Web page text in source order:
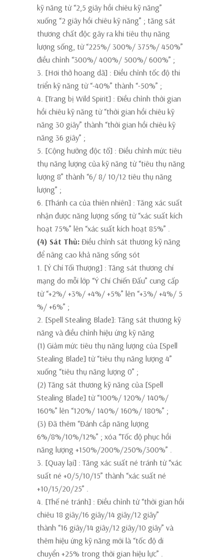
kỹ năng từ “2,5 giây hồi chiêu kỹ năng”
xuống “2 giây hồi chiêu kỹ năng” ; tăng sát
thương chất độc gây ra khi tiêu thụ năng
lượng sống, từ “225%/ 300%/ 375%/ 450%”
điều chỉnh “300%/ 400%/ 500%/ 600%” ;
3. [Hơi thở hoang dã] : Điều chỉnh tốc độ thi
triển kỹ năng từ “-40%” thành “-50%” ;
4. [Trang bị Wild Spirit] : Điều chỉnh thời gian
hồi chiêu kỹ năng từ “thời gian hồi chiêu kỹ
năng 30 giây” thành “thời gian hồi chiêu kỹ
năng 36 giây” ;
5. [Cộng hưởng độc tố] : Điều chỉnh mức tiêu
thụ năng lượng của kỹ năng từ “tiêu thụ năng
lượng 8” thành “6/ 8/ 10/12 tiêu thụ năng
lượng” ;
6. [Thánh ca của thiên nhiên] : Tăng xác suất
nhận được năng lượng sống từ “xác suất kích
hoạt 75%” lên “xác suất kích hoạt 85%”
(4) Sát Thủ: Điều chỉnh sát thương kỹ năng
để nâng cao khả năng sống sót
1. [Ý Chí Tối Thượng] : Tăng sát thương chí
mạng do mỗi lớp “Ý Chí Chiến Đấu” cung cấp
từ “+2%/ +3%/ +4%/ +5%” lên “+3%/ +4%/ 5
%/ +6%” ;
2. [Spell Stealing Blade]: Tăng sát thương kỹ
năng và điều chỉnh hiệu ứng kỹ năng
(1) Giảm mức tiêu thụ năng lượng của [Spell
Stealing Blade] từ “tiêu thụ năng lượng 4”
xuống “tiêu thụ năng lượng 0” ;
(2) Tăng sát thương kỹ năng của [Spell
Stealing Blade] từ “100%/ 120%/ 140%/
160%” lên “120%/ 140%/ 160%/ 180%” ;
(3) Đã thêm “Đánh cắp năng lượng
6%/8%/10%/12%” ; xóa “Tốc độ phục hồi
năng lượng +150%/200%/250%/300%”
3. [Quay lại] : Tăng xác suất né tránh từ “xác
suất né +0/5/10/15” thành “xác suất né
+10/15/20/25”
4. [Thế né tránh] : Điều chỉnh từ “thời gian hồi
chiêu 18 giây/16 giây/14 giây/12 giây”
thành “16 giây/14 giây/12 giây/10 giây” và
thêm hiệu ứng kỹ năng mới là “tốc độ di
chuyển +25% trong thời gian hiệu lực”